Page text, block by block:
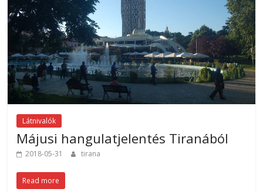
Látnivalók
Májusi hangulatjelentés Tiranából
2018-05-31 tirana
Read more